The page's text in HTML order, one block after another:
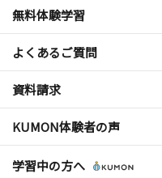
無料体験学習
よくあるご質問
資料請求
KUMON体験者の声
学習中の方へ